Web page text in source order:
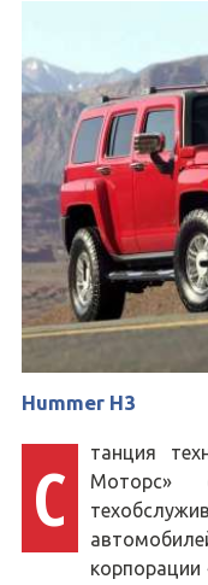
Hummer H3
С
танция
Моторс»